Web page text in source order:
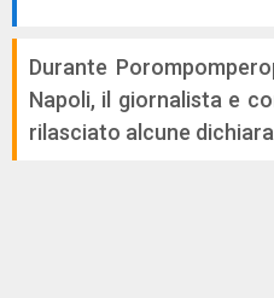
Durante
Napoli, il giornalista e
rilasciato alcune